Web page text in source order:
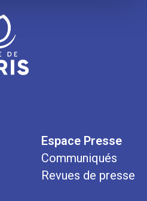
Espace Presse
Communiqués
Revues de presse